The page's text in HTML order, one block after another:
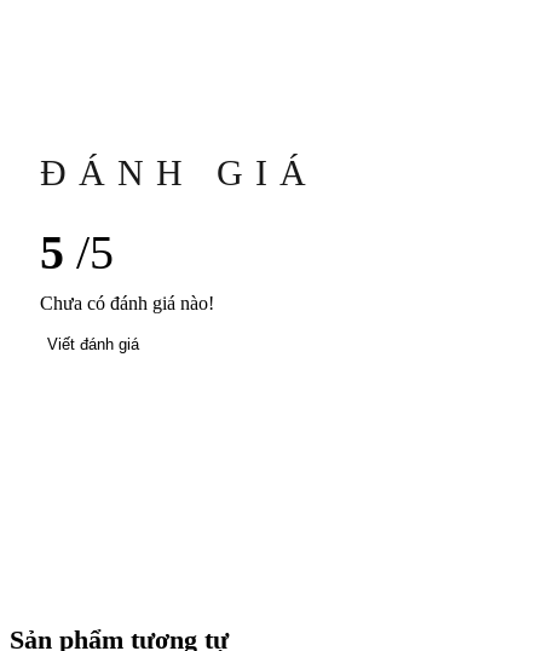
ĐÁNH GIÁ
5 /5
Chưa có đánh giá nào!
Viết đánh giá
Sản phẩm tương tự